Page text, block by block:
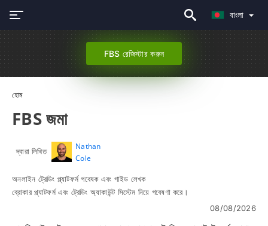
বাংলা
FBS রেজিস্টার করুন
হোম
FBS জমা
দ্বারা লিখিত
Nathan
Cole
অনলাইন ট্রেডিং প্ল্যাটফর্ম গবেষক এবং গাইড লেখক
ব্রোকার প্ল্যাটফর্ম এবং ট্রেডিং অ্যাকাউন্ট সিস্টেম নিয়ে গবেষণা করে।
08/08/2026